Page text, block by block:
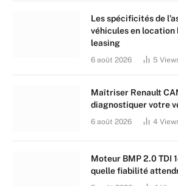
Les spécificités de
véhicules en location
leasing
6 août 2026 5
Maîtriser Renault
diagnostiquer votre
6 août 2026 4
Moteur BMP 2.0 TDI
quelle fiabilité